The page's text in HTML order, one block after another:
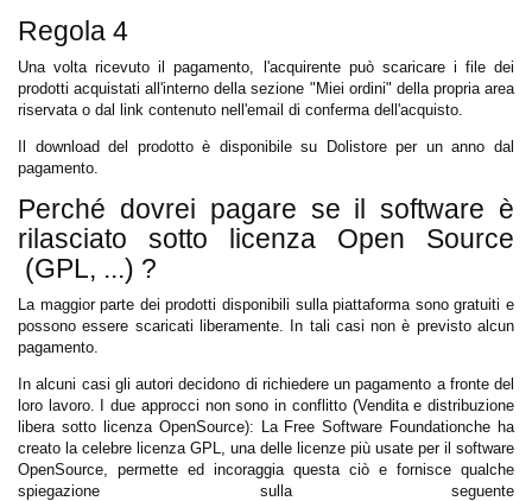
Regola 4
Una volta ricevuto il pagamento, l'acquirente può scaricare i file dei
prodotti acquistati all'interno della sezione "Miei ordini" della propria area
riservata o dal link contenuto nell'email di conferma dell'acquisto.
Il download del prodotto è disponibile su Dolistore per un anno dal
pagamento.
Perché dovrei pagare se il software è
rilasciato sotto licenza Open Source
(GPL, ...) ?
La maggior parte dei prodotti disponibili sulla piattaforma sono gratuiti e
possono essere scaricati liberamente. In tali casi non è previsto alcun
pagamento.
In alcuni casi gli autori decidono di richiedere un pagamento a fronte del
loro lavoro. I due approcci non sono in conflitto (Vendita e distribuzione
libera sotto licenza OpenSource): La Free Software Foundationche ha
creato la celebre licenza GPL, una delle licenze più usate per il software
OpenSource, permette ed incoraggia questa ciò e fornisce qualche
spiegazione sulla seguente